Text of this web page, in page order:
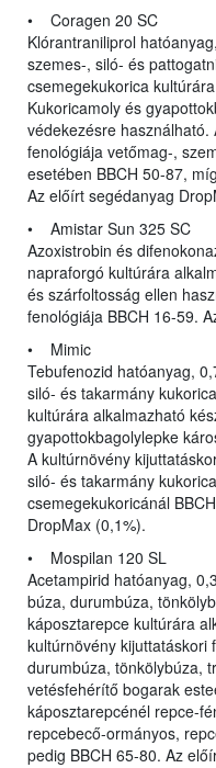
• Coragen 20 SC
Klórantraniliprol
szemes-, siló- és
csemegekukorica
Kukoricamoly és
védekezésre
fenológiája vetőmag-,
esetében BBCH 50-87,
Az előírt segédanyag
• Amistar Sun 325 SC
Azoxistrobin és
napraforgó kultúrára
és szárfoltosság ellen
fenológiája BBCH 16-59.
• Mimic
Tebufenozid hatóanyag,
siló- és takarmány
kultúrára alkalmazható
gyapottokbagolylepke
A kultúrnövény
siló- és takarmány
csemegekukoricánál
DropMax (0,1%).
• Mospilan 120 SL
Acetampirid hatóanyag,
búza, durumbúza,
káposztarepce kultúrára
kultúrnövény kijuttatáskori
durumbúza, tönkölybúza,
vetésfehérítő bogarak
káposztarepcénél repce-
repcebecő-ormányos,
pedig BBCH 65-80. Az